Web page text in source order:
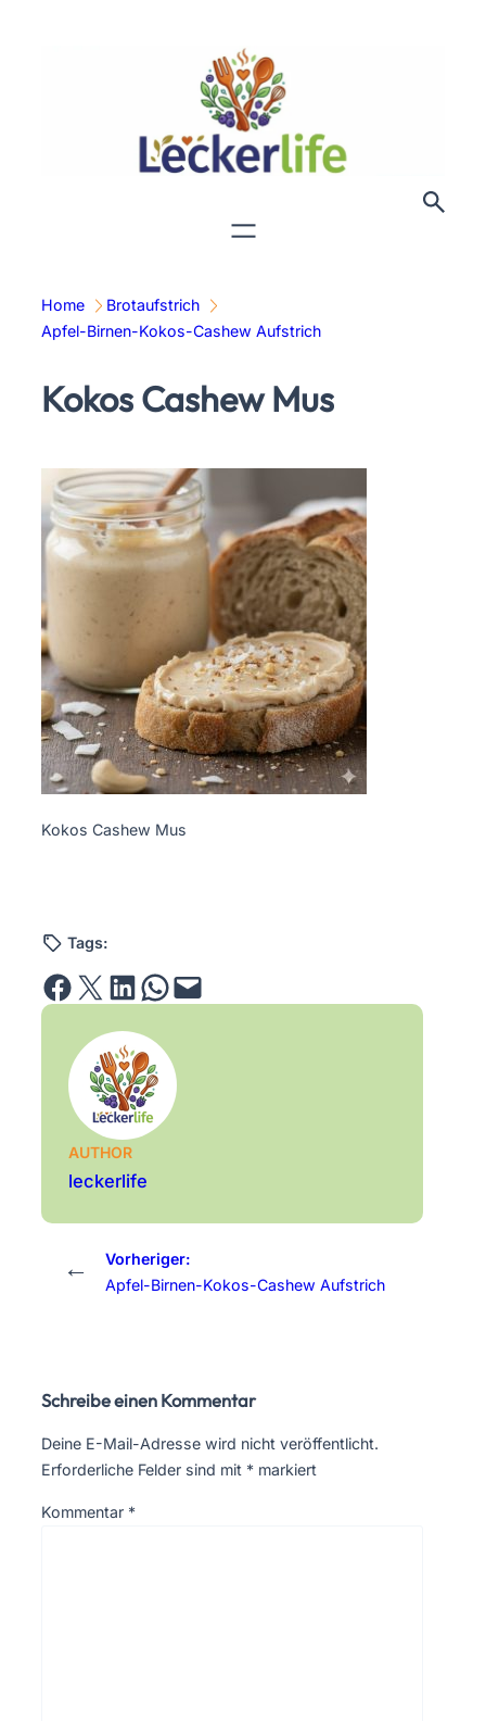
Home
Brotaufstrich
Apfel-Birnen-Kokos-Cashew Aufstrich
Kokos Cashew Mus
Kokos Cashew Mus
Tags:
Share on Facebook Email this Page Share on LinkedIn Share on WhatsApp Email this Page
AUTHOR
leckerlife
←
Vorheriger:
Apfel-Birnen-Kokos-Cashew Aufstrich
Schreibe einen Kommentar
Deine E-Mail-Adresse wird nicht veröffentlicht.
Erforderliche Felder sind mit * markiert
Kommentar *